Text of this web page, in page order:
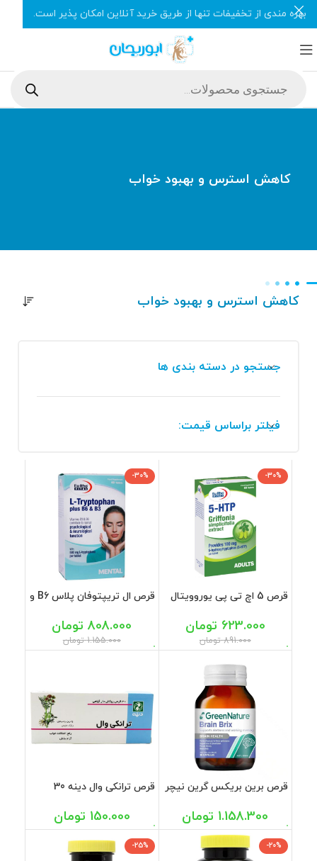
کاهش استرس و بهبود خواب
کاهش استرس و بهبود خواب
جستجو در دسته بندی ها
فیلتر براساس قیمت:
-30%
قرص 5 اچ تی پی یوروویتال
891.000 تومان
623.000 تومان
-30%
قرص ال تریپتوفان پلاس B6 و
1.155.000 تومان
808.000 تومان
قرص برین بریکس گرین نیچر
1.158.300 تومان
قرص ترانکی وال دینه 30
150.000 تومان
-20%
-25%
بهره مندی از تخفیفات تنها از طریق خرید آنلاین امکان پذیر است.